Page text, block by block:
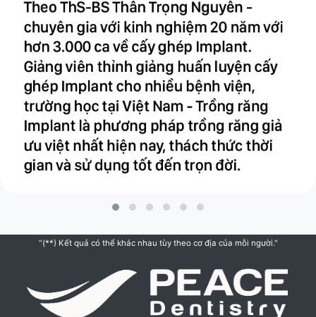
"(**) Kết quả có thể khác nhau tùy theo cơ địa của mỗi người."